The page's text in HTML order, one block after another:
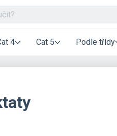
4 Cat 5 Podle třídy